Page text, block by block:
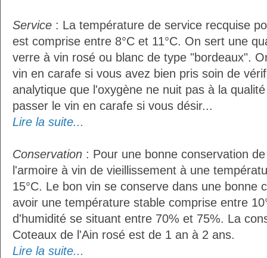
Service : La température de service recquise
est comprise entre 8°C et 11°C. On sert une
verre à vin rosé ou blanc de type "bordeaux".
vin en carafe si vous avez bien pris soin de
analytique que l'oxygène ne nuit pas à la
passer le vin en carafe si vous désir...
Lire la suite...
Conservation : Pour une bonne conservation
l'armoire à vin de vieillissement à une
15°C. Le bon vin se conserve dans une bonne
avoir une température stable comprise entre
d'humidité se situant entre 70% et 75%. La
Coteaux de l'Ain rosé est de 1 an à 2 ans.
Lire la suite...